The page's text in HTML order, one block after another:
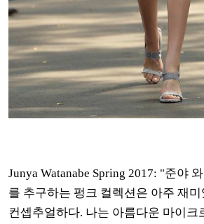
Junya Watanabe Spring 2017: "준야
를 추구하는 펑크 컬렉션은 아주 재
컨셉추얼하다. 나는 아름다운 마이크